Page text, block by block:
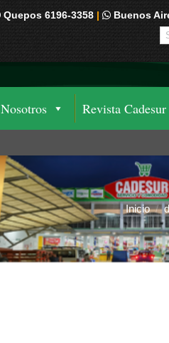
Quepos 6196-3358 | Buenos
Nosotros Revista Cadesur
Inicio